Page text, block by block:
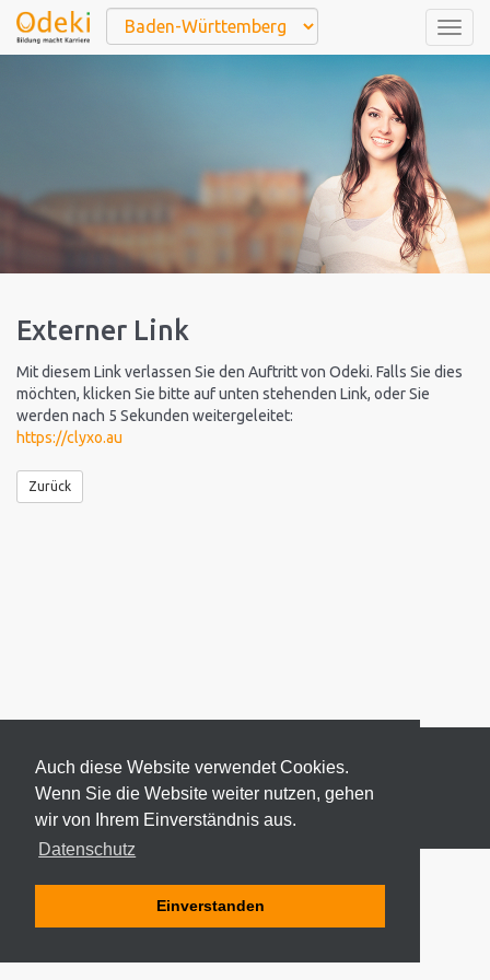
Auch diese Website verwendet Cookies.
Wenn Sie die Website weiter nutzen, gehen
wir von Ihrem Einverständnis aus.
Datenschutz
Einverstanden
Externer Link
Mit diesem Link verlassen Sie den Auftritt von Odeki. Falls Sie dies
möchten, klicken Sie bitte auf unten stehenden Link, oder Sie
werden nach 5 Sekunden weitergeleitet:
https://clyxo.au
Zurück
© 2026 ODEKI - ALLE RECHTE VORBEHALTEN